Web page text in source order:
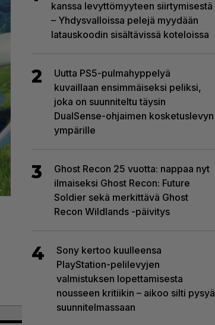
kanssa levyttömyyteen siirtymisestä
– Yhdysvalloissa pelejä myydään
latauskoodin sisältävissä koteloissa
2
Uutta PS5-pulmahyppelyä
kuvaillaan ensimmäiseksi peliksi,
joka on suunniteltu täysin
DualSense-ohjaimen kosketuslevyn
ympärille
3
Ghost Recon 25 vuotta: nappaa nyt
ilmaiseksi Ghost Recon: Future
Soldier sekä merkittävä Ghost
Recon Wildlands -päivitys
4
Sony kertoo kuulleensa
PlayStation-pelilevyjen
valmistuksen lopettamisesta
nousseen kritiikin – aikoo silti pysyä
suunnitelmassaan